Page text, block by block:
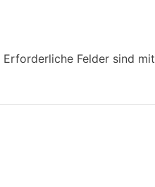
Erforderliche Felder sind mit